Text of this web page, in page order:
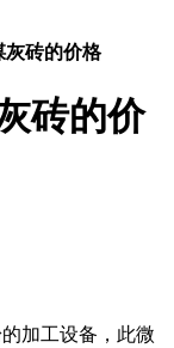
灰砖的价格
砖的价
加工设备，此微